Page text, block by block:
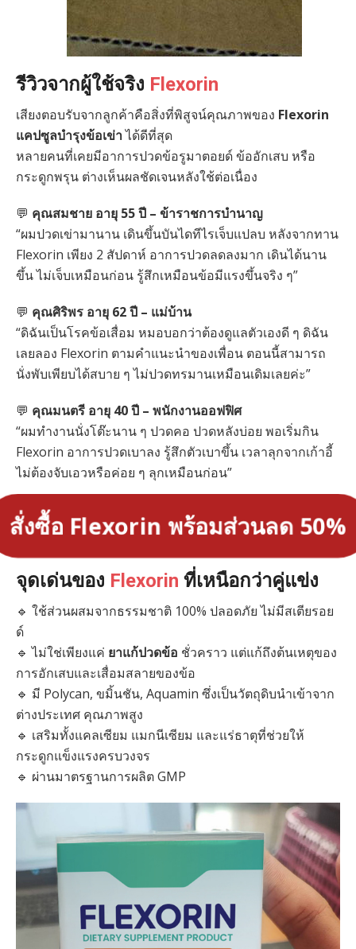
รีวิวจากผู้ใช้จริง Flexorin
เสียงตอบรับจากลูกค้าคือสิ่งที่พิสูจน์คุณภาพของ Flexorin
แคปซูลบำรุงข้อเข่าได้ดีที่สุด
หลายคนที่เคยมีอาการปวดข้อรูมาตอยด์ ข้ออักเสบ หรือ
กระดูกพรุน ต่างเห็นผลชัดเจนหลังใช้ต่อเนื่อง
💬 คุณสมชาย อายุ 55 ปี – ข้าราชการบำนาญ
“ผมปวดเข่ามานาน เดินขึ้นบันไดทีไรเจ็บแปลบ หลังจากทาน
Flexorin เพียง 2 สัปดาห์ อาการปวดลดลงมาก เดินได้นาน
ขึ้น ไม่เจ็บเหมือนก่อน รู้สึกเหมือนข้อมีแรงขึ้นจริง ๆ”
💬 คุณศิริพร อายุ 62 ปี – แม่บ้าน
“ดิฉันเป็นโรคข้อเสื่อม หมอบอกว่าต้องดูแลตัวเองดี ๆ ดิฉัน
เลยลอง Flexorin ตามคำแนะนำของเพื่อน ตอนนี้สามารถ
นั่งพับเพียบได้สบาย ๆ ไม่ปวดทรมานเหมือนเดิมเลยค่ะ”
💬 คุณมนตรี อายุ 40 ปี – พนักงานออฟฟิศ
“ผมทำงานนั่งโต๊ะนาน ๆ ปวดคอ ปวดหลังบ่อย พอเริ่มกิน
Flexorin อาการปวดเบาลง รู้สึกตัวเบาขึ้น เวลาลุกจากเก้าอี้
ไม่ต้องจับเอวหรือค่อย ๆ ลุกเหมือนก่อน”
สั่งซื้อ Flexorin พร้อมส่วนลด 50%
จุดเด่นของ Flexorin ที่เหนือกว่าคู่แข่ง
🔹 ใช้ส่วนผสมจากธรรมชาติ 100% ปลอดภัย ไม่มีสเตียรอย
ด์
🔹 ไม่ใช่เพียงแค่ ยาแก้ปวดข้อ ชั่วคราว แต่แก้ถึงต้นเหตุของ
การอักเสบและเสื่อมสลายของข้อ
🔹 มี Polycan, ขมิ้นชัน, Aquamin ซึ่งเป็นวัตถุดิบนำเข้าจาก
ต่างประเทศ คุณภาพสูง
🔹 เสริมทั้งแคลเซียม แมกนีเซียม และแร่ธาตุที่ช่วยให้
กระดูกแข็งแรงครบวงจร
🔹 ผ่านมาตรฐานการผลิต GMP